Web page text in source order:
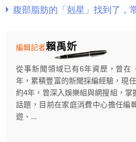
賴禹妡
編輯記者
從事新聞領域已有6年資歷，曾在
年，累積豐富的新聞採編經驗，現
約4年，曾深入娛樂組與網搜組，掌
話題，目前在家庭消費中心擔任編
遊、...